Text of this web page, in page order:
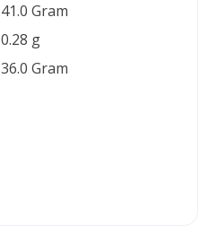
41.0 Gram
0.28 g
36.0 Gram